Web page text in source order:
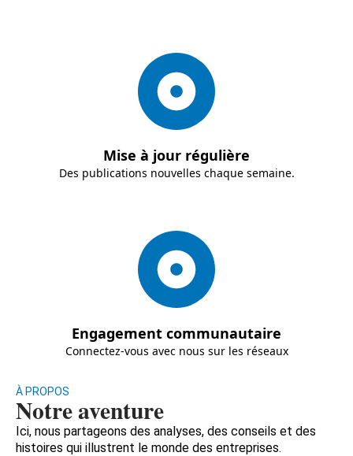
Mise à jour régulière
Des publications nouvelles chaque semaine.
Engagement communautaire
Connectez-vous avec nous sur les réseaux
À PROPOS
Notre aventure
Ici, nous partageons des analyses, des conseils et des
histoires qui illustrent le monde des entreprises.